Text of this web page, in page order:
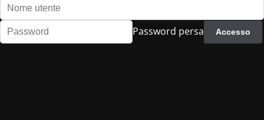
Password persa